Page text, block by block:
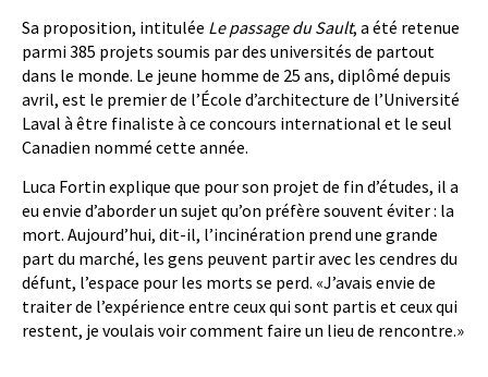
Sa proposition, intitulée Le passage du Sault, a été retenue
parmi 385 projets soumis par des universités de partout
dans le monde. Le jeune homme de 25 ans, diplômé depuis
avril, est le premier de l’École d’architecture de l’Université
Laval à être finaliste à ce concours international et le seul
Canadien nommé cette année.
Luca Fortin explique que pour son projet de fin d’études, il a
eu envie d’aborder un sujet qu’on préfère souvent éviter : la
mort. Aujourd’hui, dit-il, l’incinération prend une grande
part du marché, les gens peuvent partir avec les cendres du
défunt, l’espace pour les morts se perd. «J’avais envie de
traiter de l’expérience entre ceux qui sont partis et ceux qui
restent, je voulais voir comment faire un lieu de rencontre.»